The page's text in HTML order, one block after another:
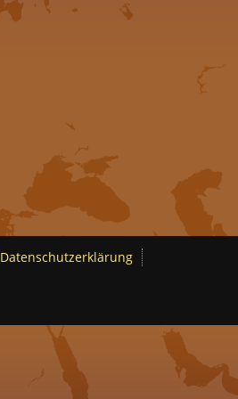
Datenschutzerklärung